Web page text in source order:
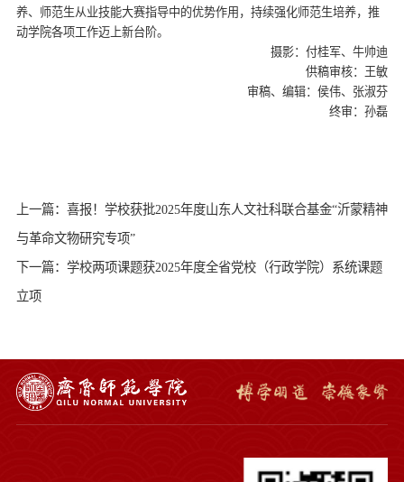
养、师范生从业技能大赛指导中的优势作用，持续强化师范生培养，推
动学院各项工作迈上新台阶。
摄影：付桂军、牛帅迪
供稿审核：王敏
审稿、编辑：侯伟、张淑芬
终审：孙磊
上一篇：喜报！学校获批2025年度山东人文社科联合基金“沂蒙精神
与革命文物研究专项”
下一篇：学校两项课题获2025年度全省党校（行政学院）系统课题
立项